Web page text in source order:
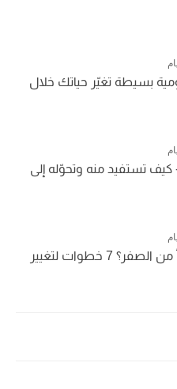
بسيطة تغيّر حياتك خلال
تستفيد منه وتحوّله إلى
كيف تبدأ من الصفر؟ 7 خطوات لتغيير